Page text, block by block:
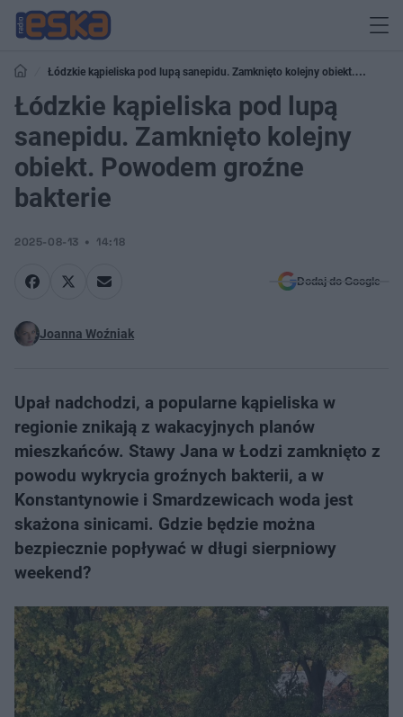
Łódzkie kąpieliska pod lupą sanepidu. Zamknięto kolejny obiekt.
Powodem groźne bakterie
Łódzkie kąpieliska pod lupą
sanepidu. Zamknięto kolejny
obiekt. Powodem groźne
bakterie
2025-08-13 14:18
Dodaj do Google
Joanna Woźniak
Upał nadchodzi, a popularne kąpieliska w
regionie znikają z wakacyjnych planów
mieszkańców. Stawy Jana w Łodzi zamknięto z
powodu wykrycia groźnych bakterii, a w
Konstantynowie i Smardzewicach woda jest
skażona sinicami. Gdzie będzie można
bezpiecznie popływać w długi sierpniowy
weekend?